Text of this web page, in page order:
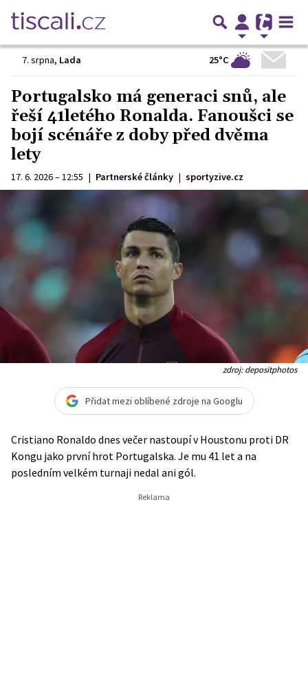
7. srpna, Lada 25°C
Portugalsko má generaci snů, ale
řeší 41letého Ronalda. Fanoušci se
bojí scénáře z doby před dvěma
lety
17. 6. 2026 – 12:55 | Partnerské články | sportyzive.cz
zdroj: depositphotos
Přidat mezi oblíbené zdroje na Googlu
Cristiano Ronaldo dnes večer nastoupí v Houstonu proti DR
Kongu jako první hrot Portugalska. Je mu 41 let a na
posledním velkém turnaji nedal ani gól.